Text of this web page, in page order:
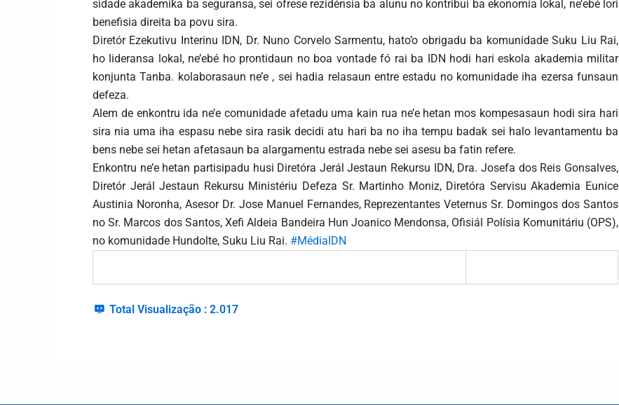
sidade akademika ba seguransa, sei ofrese rezidénsia ba alunu no kontribui ba ekonomia lokal, ne’ebé lori
benefisia direita ba povu sira.
Diretór Ezekutivu Interinu IDN, Dr. Nuno Corvelo Sarmentu, hato’o obrigadu ba komunidade Suku Liu Rai,
ho lideransa lokal, ne’ebé ho prontidaun no boa vontade fó rai ba IDN hodi hari eskola akademia militar
konjunta Tanba. kolaborasaun ne’e , sei hadia relasaun entre estadu no komunidade iha ezersa funsaun
defeza.
Alem de enkontru ida ne’e comunidade afetadu uma kain rua ne’e hetan mos kompesasaun hodi sira hari
sira nia uma iha espasu nebe sira rasik decidi atu hari ba no iha tempu badak sei halo levantamentu ba
bens nebe sei hetan afetasaun ba alargamentu estrada nebe sei asesu ba fatin refere.
Enkontru ne’e hetan partisipadu husi Diretóra Jerál Jestaun Rekursu IDN, Dra. Josefa dos Reis Gonsalves,
Diretór Jerál Jestaun Rekursu Ministériu Defeza Sr. Martinho Moniz, Diretóra Servisu Akademia Eunice
Austinia Noronha, Asesor Dr. Jose Manuel Fernandes, Reprezentantes Veternus Sr. Domingos dos Santos
no Sr. Marcos dos Santos, Xefi Aldeia Bandeira Hun Joanico Mendonsa, Ofisiál Polísia Komunitáriu (OPS),
no komunidade Hundolte, Suku Liu Rai. #MédiaIDN
Total Visualização : 2.017